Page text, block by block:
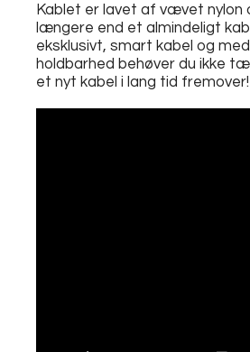
Kablet er lavet af vævet nylon
længere end et almindeligt
eksklusivt, smart kabel og
holdbarhed behøver du ikke
et nyt kabel i lang tid fremover!